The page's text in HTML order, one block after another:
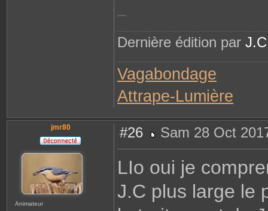
[noindex]
Dernière édition par J.C
Vagabondage
Attrape-Lumière
jmr80
Animateur
#26
e
a
Sam 28 Oct
LIo oui je
J.C plus large le